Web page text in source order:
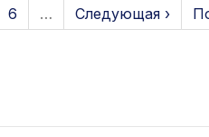
6 … Следующая ›